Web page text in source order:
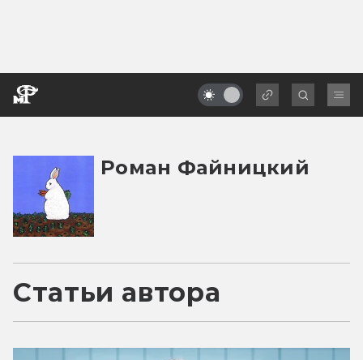
Роман Файницкий
Статьи автора